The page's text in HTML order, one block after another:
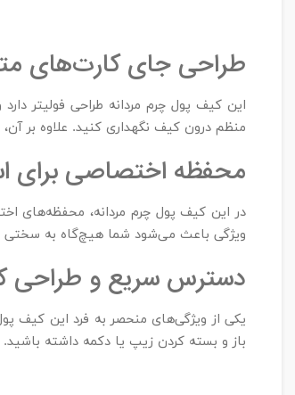
طراحی جای کارت‌های
منظم درون کیف نگهداری کنید. علاوه بر
محفظه اختصاصی برای
در این کیف پول چرم مردانه، محفظه‌های
ویژگی باعث می‌شود شما هیچ‌گاه به سختی
دسترس سریع و طراحی
یکی از ویژگی‌های منحصر به فرد این کیف
باز و بسته کردن زیپ یا دکمه داشته